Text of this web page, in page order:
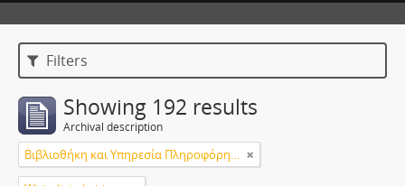
Filters
Showing 192 results
Archival description
Βιβλιοθήκη και Υπηρεσία Πληροφόρησης Τεχνολογικού Πανεπιστημίου Κύπρου